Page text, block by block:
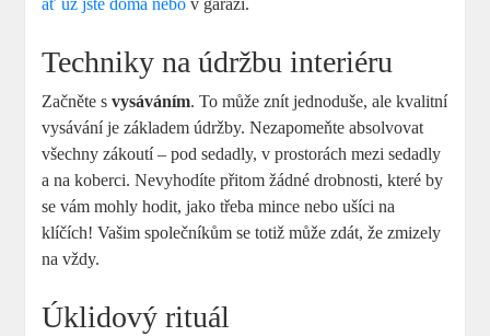
Techniky na údržbu interiéru
Začněte svysáváním. To může znít jednoduše, ale kvalitní
vysávání je základem údržby. Nezapomeňte absolvovat
všechny zákoutí – pod sedadly, v prostorách mezi sedadly
a na koberci. Nevyhodíte přitom žádné drobnosti, které by
se vám mohly hodit, jako třeba mince nebo ušíci na
klíčích! Vašim společníkům se totiž může zdát, že zmizely
na vždy.
Úklidový rituál